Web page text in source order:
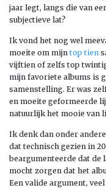
jaar legt, langs die van
subjectieve lat?
Ik vond het nog wel
moeite om mijn top tien
vijftien of zelfs top
mijn favoriete albums is
samenstelling. Er was
en moeite geformeerde
natuurlijk het mooie van
Ik denk dan onder
dat technisch gezien in
beargumenteerde dat de
mocht zorgen dat het
Een valide argument,